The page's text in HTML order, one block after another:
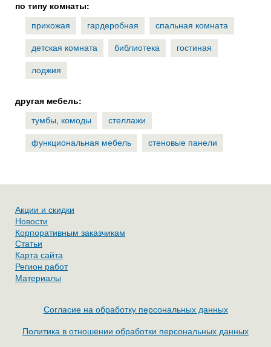
по типу комнаты:
прихожая
гардеробная
спальная комната
детская комната
библиотека
гостиная
лоджия
другая мебель:
тумбы, комоды
стеллажи
функциональная мебель
стеновые панели
Акции и скидки
Новости
Корпоративным заказчикам
Статьи
Карта сайта
Регион работ
Материалы
Согласие на обработку персональных данных
Политика в отношении обработки персональных данных